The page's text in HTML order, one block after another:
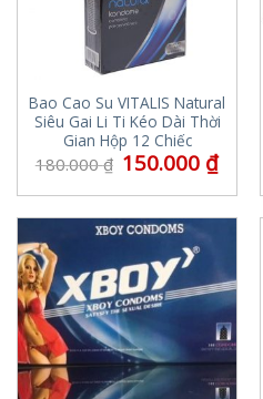
Bao Cao Su VITALIS Natural
Siêu Gai Li Ti Kéo Dài Thời
Gian Hộp 12 Chiếc
180.000₫ 150.000 ₫